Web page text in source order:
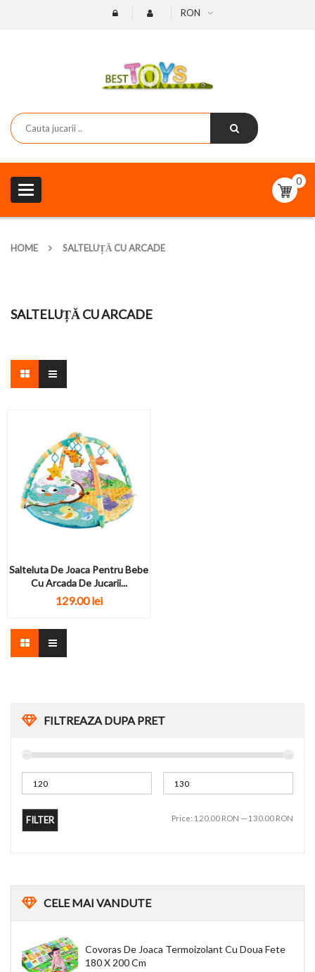
RON
Toggle
navigation
0
HOME SALTELUȚĂ CU ARCADE
FILTREAZA DUPA PRET
FILTER Price: 120.00 RON — 130.00 RON
CELEMAI VANDUTE
Covoras De Joaca Termoizolant Cu Doua Fete
180 X 200 Cm
SALTELUȚĂ CU ARCADE
Salteluta De Joaca Pentru Bebe
Cu Arcada De Jucarii...
129.00 lei